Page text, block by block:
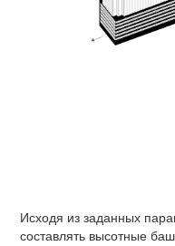
Исходя из заданных
составлять высотные